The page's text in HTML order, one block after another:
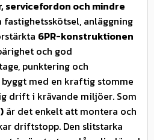
och mindre
fastighetsskötsel, anläggning
6PR-konstruktionen
och god
punktering och
med en kraftig stomme
drift i krävande miljöer. Som
är det enkelt att montera och
driftstopp. Den slitstarka